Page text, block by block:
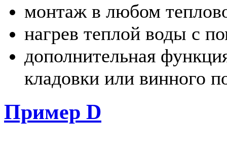
монтаж в любом
нагрев теплой воды с
дополнительная
кладовки или винного
Пример D